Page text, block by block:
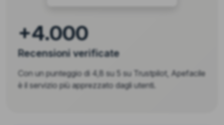
+4.000
Recensioni verificate
Con un punteggio di 4,8 su 5 su Trustpilot, Apefacile
è il servizio più apprezzato dagli utenti.